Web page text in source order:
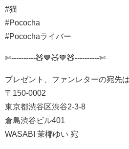
#猫
#Pococha
#Pocochaライバー
✄----------🧸🤎🧸🧡🧸---------‐✄
プレゼント、ファンレターの宛先
〒150-0002
東京都渋谷区渋谷2-3-8
倉島渋谷ビル401
WASABI 茉椰ゆい 宛